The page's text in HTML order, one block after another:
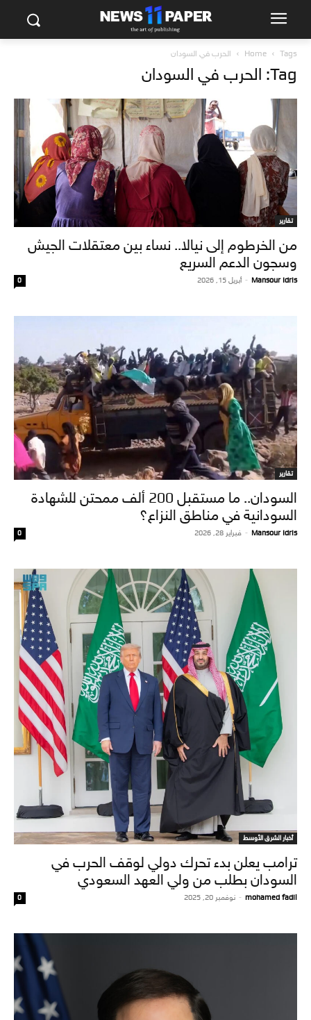
Home Tags الحرب في السودان
Tag: الحرب في السودان
تقارير
من الخرطوم إلى نيالا.. نساء بين معتقلات الجيش
وسجون الدعم السريع
Mansour Idris
- أبريل 15, 2026 0
تقارير
السودان.. ما مستقبل 200 ألف ممحتن للشهادة
السودانية في مناطق النزاع؟
Mansour Idris
- فبراير 28, 2026 0
أخبار الشرق الأوسط
ترامب يعلن بدء تحرك دولي لوقف الحرب في
السودان بطلب من ولي العهد السعودي
mohamed fadil
- نوفمبر 20, 2025 0